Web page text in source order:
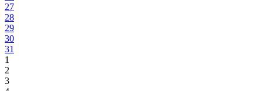
27
28
29
30
31
1
2
3